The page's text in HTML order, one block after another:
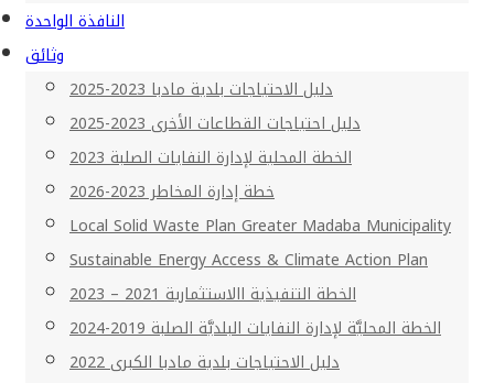
النافذة الواحدة
وثائق
دليل الاحتياجات بلدية مادبا 2023-2025
دليل احتياجات القطاعات الأخرى 2023-2025
الخطة المحلية لإدارة النفايات الصلبة 2023
خطة إدارة المخاطر 2023-2026
Local Solid Waste Plan Greater Madaba Municipality
Sustainable Energy Access & Climate Action Plan
الخطة التنفيذية االاستثمارية 2021 – 2023
الخطة المحليَّة لإدارة النفايات البلديَّة الصلبة 2019-2024
دليل الاحتياجات بلدية مادبا الكبرى 2022